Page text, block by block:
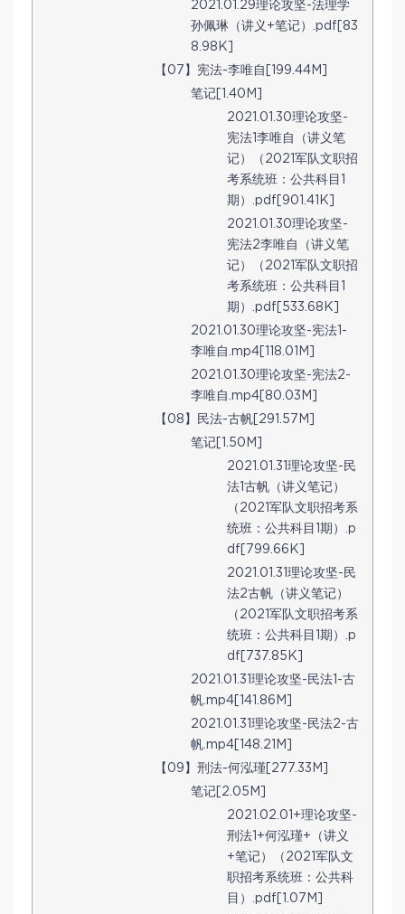
2021.01.29理论攻坚-法理学
孙佩琳（讲义+笔记）.pdf[83
8.98K]
【07】宪法-李唯自[199.44M]
笔记[1.40M]
2021.01.30理论攻坚-
宪法1李唯自（讲义笔
记）（2021军队文职招
考系统班：公共科目1
期）.pdf[901.41K]
2021.01.30理论攻坚-
宪法2李唯自（讲义笔
记）（2021军队文职招
考系统班：公共科目1
期）.pdf[533.68K]
2021.01.30理论攻坚-宪法1-
李唯自.mp4[118.01M]
2021.01.30理论攻坚-宪法2-
李唯自.mp4[80.03M]
【08】民法-古帆[291.57M]
笔记[1.50M]
2021.01.31理论攻坚-民
法1古帆（讲义笔记）
（2021军队文职招考系
统班：公共科目1期）.p
df[799.66K]
2021.01.31理论攻坚-民
法2古帆（讲义笔记）
（2021军队文职招考系
统班：公共科目1期）.p
df[737.85K]
2021.01.31理论攻坚-民法1-古
帆.mp4[141.86M]
2021.01.31理论攻坚-民法2-古
帆.mp4[148.21M]
【09】刑法-何泓瑾[277.33M]
笔记[2.05M]
2021.02.01+理论攻坚-
刑法1+何泓瑾+（讲义
+笔记）（2021军队文
职招考系统班：公共科
目）.pdf[1.07M]